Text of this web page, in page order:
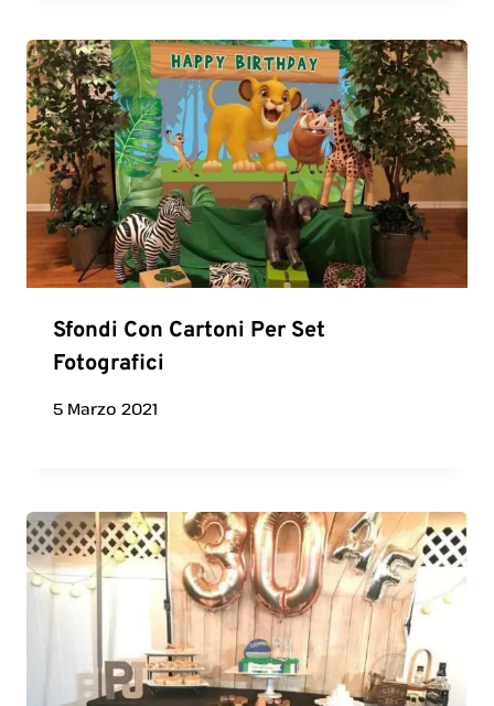
Sfondi Con Cartoni Per Set
Fotografici
5 Marzo 2021